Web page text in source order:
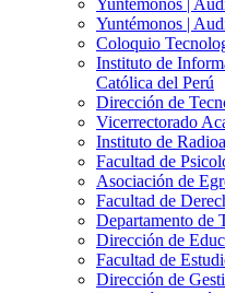
Yuntémonos |
Yuntémonos |
Coloquio
Instituto de
Católica del Perú
Dirección de
Vicerrectorado
Instituto de
Facultad de
Asociación de
Facultad de
Departamento de
Dirección de
Facultad de
Dirección de